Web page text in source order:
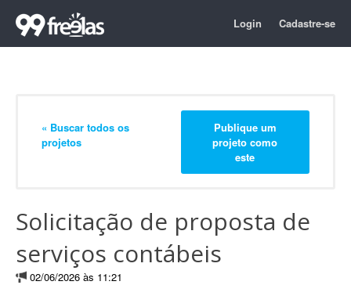
Login Cadastre-se
« Buscar todos os
projetos
Publique um
projeto como
este
Solicitação de proposta de
serviços contábeis
02/06/2026 às 11:21